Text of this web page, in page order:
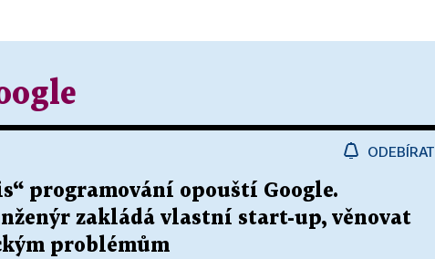
ODEBÍRAT
programování opouští Google.
zakládá vlastní start-up, věnovat
problémům